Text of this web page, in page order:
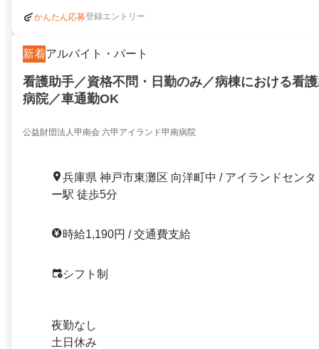
かんたん応募登録エントリー
新着アルバイト・パート
看護助手／資格不問・日勤のみ／病棟における看
病院／車通勤OK
公益財団法人甲南会 六甲アイランド甲南病院
兵庫県 神戸市東灘区 向洋町中 / アイランドセンタ
ー駅 徒歩5分
時給1,190円 / 交通費支給
シフト制
夜勤なし
土日休み